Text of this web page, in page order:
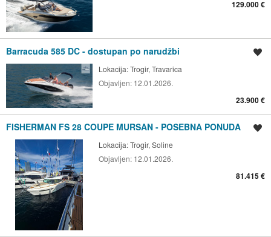
129.000 €
Barracuda 585 DC - dostupan po narudžbi
Lokacija:Trogir, Travarica
Objavljen: 12.01.2026.
23.900 €
FISHERMAN FS 28 COUPE MURSAN - POSEBNA PONUDA
Lokacija:Trogir, Soline
Objavljen: 12.01.2026.
81.415 €